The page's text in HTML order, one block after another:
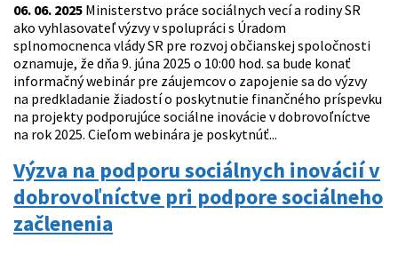
06. 06. 2025 Ministerstvo práce sociálnych vecí a rodiny SR
ako vyhlasovateľ výzvy v spolupráci s Úradom
splnomocnenca vlády SR pre rozvoj občianskej spoločnosti
oznamuje, že dňa 9. júna 2025 o 10:00 hod. sa bude konať
informačný webinár pre záujemcov o zapojenie sa do výzvy
na predkladanie žiadostí o poskytnutie finančného príspevku
na projekty podporujúce sociálne inovácie v dobrovoľníctve
na rok 2025. Cieľom webinára je poskytnúť...
Výzva na podporu sociálnych inovácií v
dobrovoľníctve pri podpore sociálneho
začlenenia